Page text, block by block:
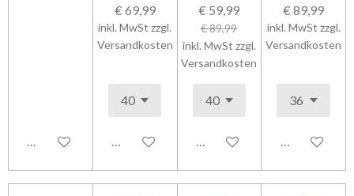
In den Warenkorb
€ 69,99
inkl. MwSt zzgl.
Versandkosten
In den Warenkorb
€ 59,99
€ 89,99
inkl. MwSt zzgl.
Versandkosten
In den Warenkorb
€ 89,99
inkl. MwSt zzgl.
Versandkosten
In den